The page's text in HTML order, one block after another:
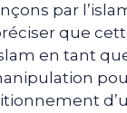
par
que
en tant